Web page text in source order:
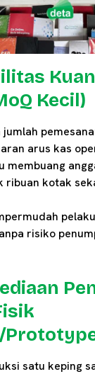
Kecil)
arus kas
membuang
ribuan kotak
risiko
satu keping